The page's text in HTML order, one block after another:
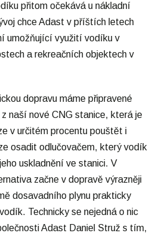
přitom očekává u nákladní
chce Adast v příštích letech
umožňující využití vodíku v
a rekreačních objektech v
dopravu máme připravené
naší nové CNG stanice, která je
v určitém procentu pouštět i
osadit odlučovačem, který vodík
uskladnění ve stanici. V
začne v dopravě výrazněji
dosavadního plynu prakticky
Technicky se nejedná o nic
Adast Daniel Struž s tím,